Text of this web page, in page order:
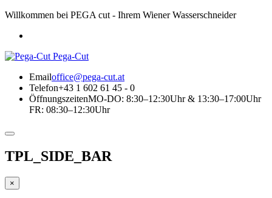
Willkommen bei PEGA cut - Ihrem Wiener Wasserschneider
Pega-Cut
Emailoffice@pega-cut.at
Telefon+43 1 602 61 45 - 0
ÖffnungszeitenMO-DO: 8:30–12:30Uhr & 13:30–17:00Uhr
FR: 08:30–12:30Uhr
TPL_SIDE_BAR
×